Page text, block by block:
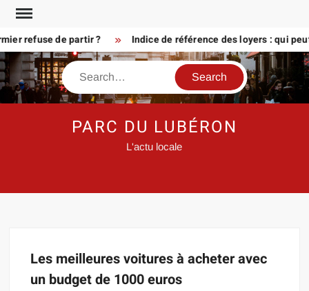
Skip
contentrefuse de partir ? Indice de référence des loyers : qui
Search
PARC DU LUBÉRON
L'actu locale
Les meilleures voitures à acheter avec
un budget de 1000 euros